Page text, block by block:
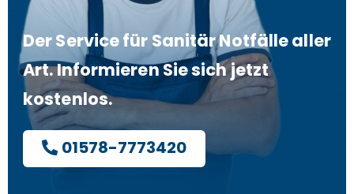
Der Service für Sanitär Notfälle aller
Art. Informieren Sie sich jetzt
kostenlos.
01578-7773420